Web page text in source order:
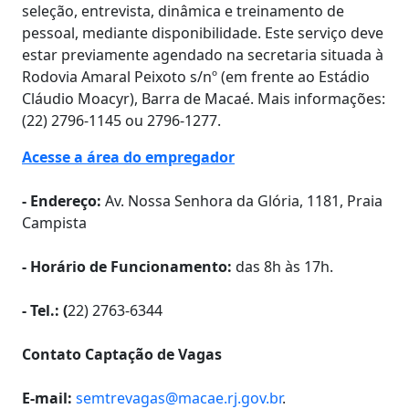
seleção, entrevista, dinâmica e treinamento de
pessoal, mediante disponibilidade. Este serviço deve
estar previamente agendado na secretaria situada à
Rodovia Amaral Peixoto s/nº (em frente ao Estádio
Cláudio Moacyr), Barra de Macaé. Mais informações:
(22) 2796-1145 ou 2796-1277.
Acesse a área do empregador
- Endereço: Av. Nossa Senhora da Glória, 1181, Praia
Campista
- Horário de Funcionamento: das 8h às 17h.
- Tel.: (22) 2763-6344
Contato Captação de Vagas
E-mail: semtrevagas@macae.rj.gov.br.